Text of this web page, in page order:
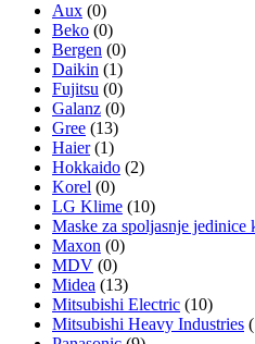
Aux (0)
Beko (0)
Bergen (0)
Daikin (1)
Fujitsu (0)
Galanz (0)
Gree (13)
Haier (1)
Hokkaido (2)
Korel (0)
LG Klime (10)
Maske za spoljasnje jedinice
Maxon (0)
MDV (0)
Midea (13)
Mitsubishi Electric (10)
Mitsubishi Heavy Industries